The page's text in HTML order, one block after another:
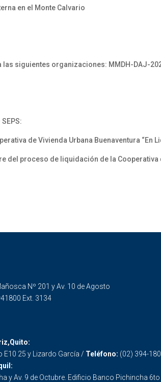
en el Monte Calvario
siguientes organizaciones: MMDH-DAJ-
SEPS:
de Vivienda Urbana Buenaventura “En
del proceso de liquidación de la
Nº 201 y Av. 10 de Agosto
Ext. 3134
E10 25 y Lizardo García / Teléfono: (02) 394-
y Av. 9 de Octubre. Edificio Banco Pichincha